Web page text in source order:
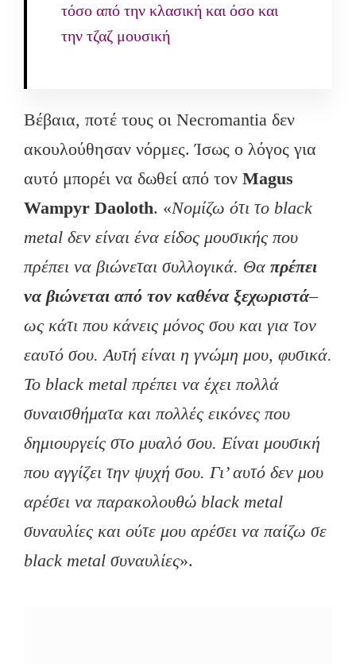
τόσο από την κλασική και όσο και
την τζαζ μουσική
Βέβαια, ποτέ τους οι Necromantia δεν
ακουλούθησαν νόρμες. Ίσως ο λόγος για
αυτό μπορέι να δωθεί από τον Magus
Wampyr Daoloth. «Νομίζω ότι το black
metal δεν είναι ένα είδος μουσικής που
πρέπει να βιώνεται συλλογικά. Θα πρέπει
να βιώνεται από τον καθένα ξεχωριστά–
ως κάτι που κάνεις μόνος σου και για τον
εαυτό σου. Αυτή είναι η γνώμη μου, φυσικά.
Το black metal πρέπει να έχει πολλά
συναισθήματα και πολλές εικόνες που
δημιουργείς στο μυαλό σου. Είναι μουσική
που αγγίζει την ψυχή σου. Γι’ αυτό δεν μου
αρέσει να παρακολουθώ black metal
συναυλίες και ούτε μου αρέσει να παίζω σε
black metal συναυλίες».